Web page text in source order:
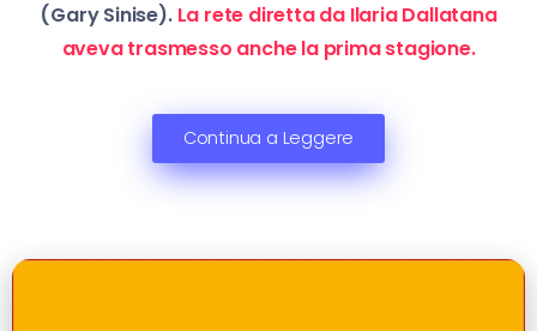
(Gary Sinise). La rete diretta da Ilaria Dallatana
aveva trasmesso anche la prima stagione.
Continua a Leggere